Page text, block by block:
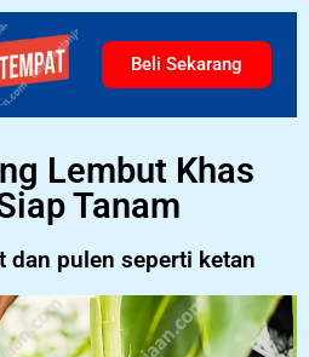
Beli Sekarang
Lembut Khas
Tanam
dan pulen seperti ketan